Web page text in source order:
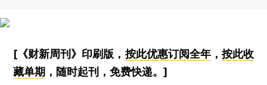
[《财新周刊》印刷版， 按此优惠订阅全年， 按此收
藏单期 ，随时起刊，免费快递。]